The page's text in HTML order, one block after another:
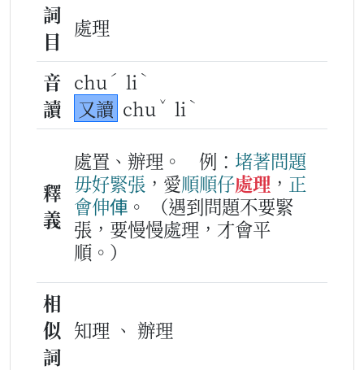
詞
目
處理
音
讀
chu ˊ li ˋ
又讀 chu ˇ li ˋ
釋
義
處置、辦理。 例： 堵著問題
毋好緊張 ，愛順順仔處理 ， 正
會伸俥 。
（遇到問題不要緊
張，要慢慢處理，才會平
順。）
相
似
詞
知理 、 辦理